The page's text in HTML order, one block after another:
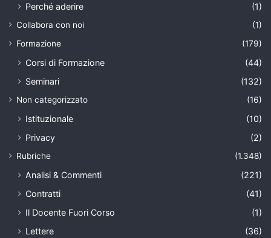
Perché aderire
(1)
Collabora con noi
(1)
Formazione
(179)
Corsi di Formazione
(44)
Seminari
(132)
Non categorizzato (16)
Istituzionale
(10)
Privacy
(2)
Rubriche (1.348)
Analisi & Commenti
(221)
Contratti
(41)
Il Docente Fuori Corso
(1)
Lettere
(36)